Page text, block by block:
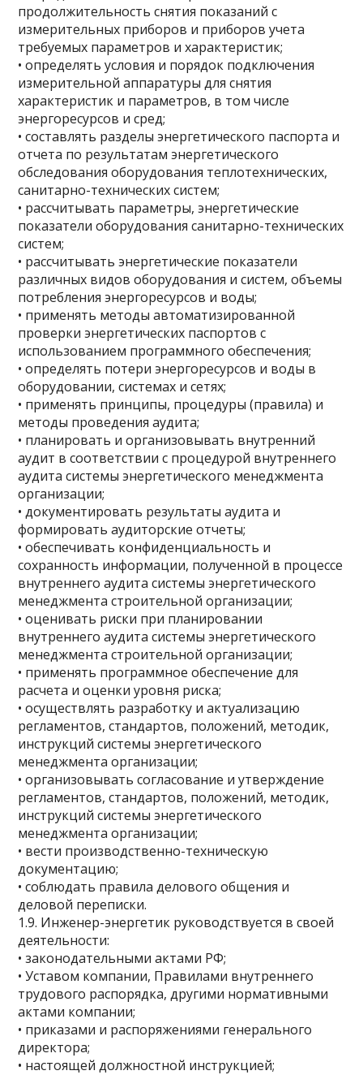
продолжительность снятия показаний с
измерительных приборов и приборов учета
требуемых параметров и характеристик;
• определять условия и порядок подключения
измерительной аппаратуры для снятия
характеристик и параметров, в том числе
энергоресурсов и сред;
• составлять разделы энергетического паспорта и
отчета по результатам энергетического
обследования оборудования теплотехнических,
санитарно-технических систем;
• рассчитывать параметры, энергетические
показатели оборудования санитарно-технических
систем;
• рассчитывать энергетические показатели
различных видов оборудования и систем, объемы
потребления энергоресурсов и воды;
• применять методы автоматизированной
проверки энергетических паспортов с
использованием программного обеспечения;
• определять потери энергоресурсов и воды в
оборудовании, системах и сетях;
• применять принципы, процедуры (правила) и
методы проведения аудита;
• планировать и организовывать внутренний
аудит в соответствии с процедурой внутреннего
аудита системы энергетического менеджмента
организации;
• документировать результаты аудита и
формировать аудиторские отчеты;
• обеспечивать конфиденциальность и
сохранность информации, полученной в процессе
внутреннего аудита системы энергетического
менеджмента строительной организации;
• оценивать риски при планировании
внутреннего аудита системы энергетического
менеджмента строительной организации;
• применять программное обеспечение для
расчета и оценки уровня риска;
• осуществлять разработку и актуализацию
регламентов, стандартов, положений, методик,
инструкций системы энергетического
менеджмента организации;
• организовывать согласование и утверждение
регламентов, стандартов, положений, методик,
инструкций системы энергетического
менеджмента организации;
• вести производственно-техническую
документацию;
• соблюдать правила делового общения и
деловой переписки.
1.9. Инженер-энергетик руководствуется в своей
деятельности:
• законодательными актами РФ;
• Уставом компании, Правилами внутреннего
трудового распорядка, другими нормативными
актами компании;
• приказами и распоряжениями генерального
директора;
• настоящей должностной инструкцией;